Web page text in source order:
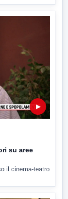
▶
su aree
il cinema-teatro